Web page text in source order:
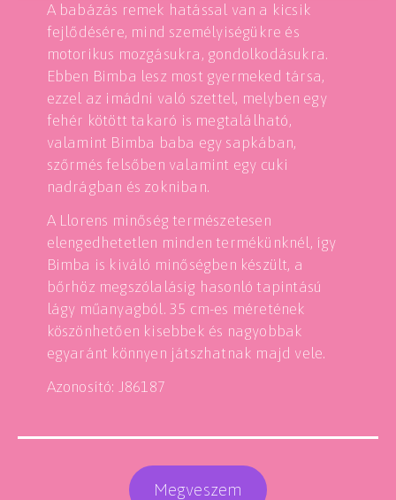
A babázás remek hatással van a kicsik
fejlődésére, mind személyiségükre és
motorikus mozgásukra, gondolkodásukra.
Ebben Bimba lesz most gyermeked társa,
ezzel az imádni való szettel, melyben egy
fehér kötött takaró is megtalálható,
valamint Bimba baba egy sapkában,
szőrmés felsőben valamint egy cuki
nadrágban és zokniban.
A Llorens minőség természetesen
elengedhetetlen minden termékünknél, így
Bimba is kiváló minőségben készült, a
bőrhöz megszólalásig hasonló tapintású
lágy műanyagból. 35 cm-es méretének
köszönhetően kisebbek és nagyobbak
egyaránt könnyen játszhatnak majd vele.
Azonosító: J86187
Megveszem